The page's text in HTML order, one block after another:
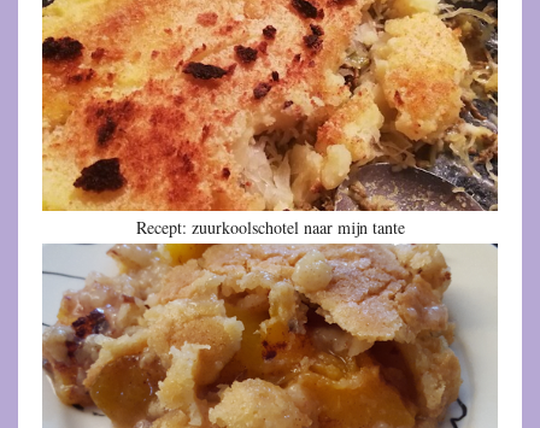
Recept: zuurkoolschotel naar mijn tante